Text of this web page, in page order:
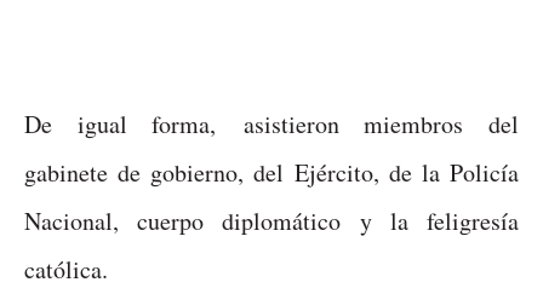
De igual forma, asistieron miembros del
gabinete de gobierno, del Ejército, de la Policía
Nacional, cuerpo diplomático y la feligresía
católica.